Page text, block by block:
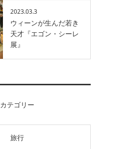
2023.03.3
ウィーンが生んだ若き
天才『エゴン・シーレ
展』
カテゴリー
旅行